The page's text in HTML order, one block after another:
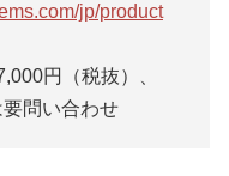
jp/product
円（税抜）、
問い合わせ